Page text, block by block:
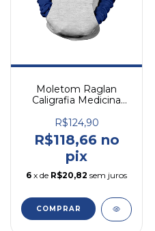
Moletom Raglan
Caligrafia Medicina
R$124,90
R$118,66 no
pix
6 x de R$20,82 sem juros
COMPRAR